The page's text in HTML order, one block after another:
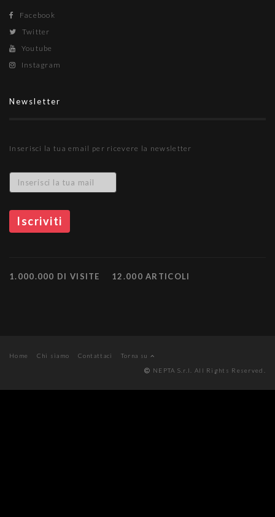
Facebook
Twitter
Youtube
Instagram
Newsletter
Inserisci la tua email per ricevere la newsletter
1.000.000 DI VISITE 12.000 ARTICOLI
Home Chi siamo Contattaci
Torna su
NEPTA S.r.l. All Rights Reserved.